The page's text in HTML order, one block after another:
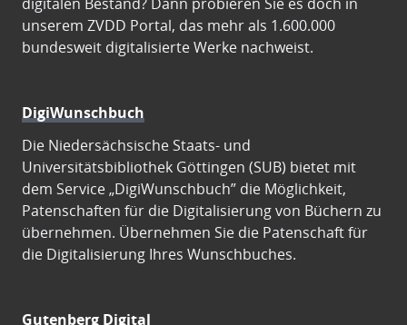
unserem ZVDD Portal, das mehr als 1.600.000
bundesweit digitalisierte Werke nachweist.
DigiWunschbuch
Die Niedersächsische Staats- und
Universitätsbibliothek Göttingen (SUB) bietet mit
dem Service „DigiWunschbuch” die Möglichkeit,
Patenschaften für die Digitalisierung von Büchern zu
übernehmen. Übernehmen Sie die Patenschaft für
die Digitalisierung Ihres Wunschbuches.
Gutenberg Digital